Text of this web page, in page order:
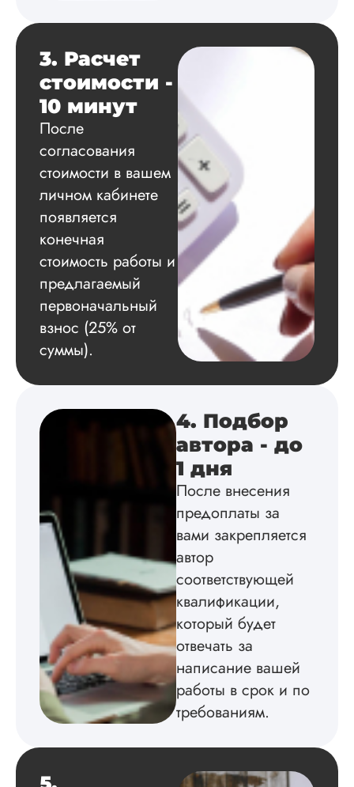
по результатам
Благодарна.
Диссертация
2024-11-20
Удобная форма
оплаты, есть
официальный
работу выполнили
оговоренные
сдачи,
оформили в
соответствии с
Взаимодействие с
подробно
по всем вопросам.
Инна
Вид работы:
Диссертация
Дата:
Магистерскую
диссертацию по
философии
на твердую 5.
Грамотно
приложения,
3. Расчет
стоимости -
10 минут
После
согласования
стоимости в вашем
личном кабинете
появляется
конечная
стоимость работы и
предлагаемый
первоначальный
взнос (25% от
суммы).
4. Подбор
автора - до
1 дня
После внесения
предоплаты за
вами закрепляется
автор
соответствующей
квалификации,
который будет
отвечать за
написание вашей
работы в срок и по
требованиям.